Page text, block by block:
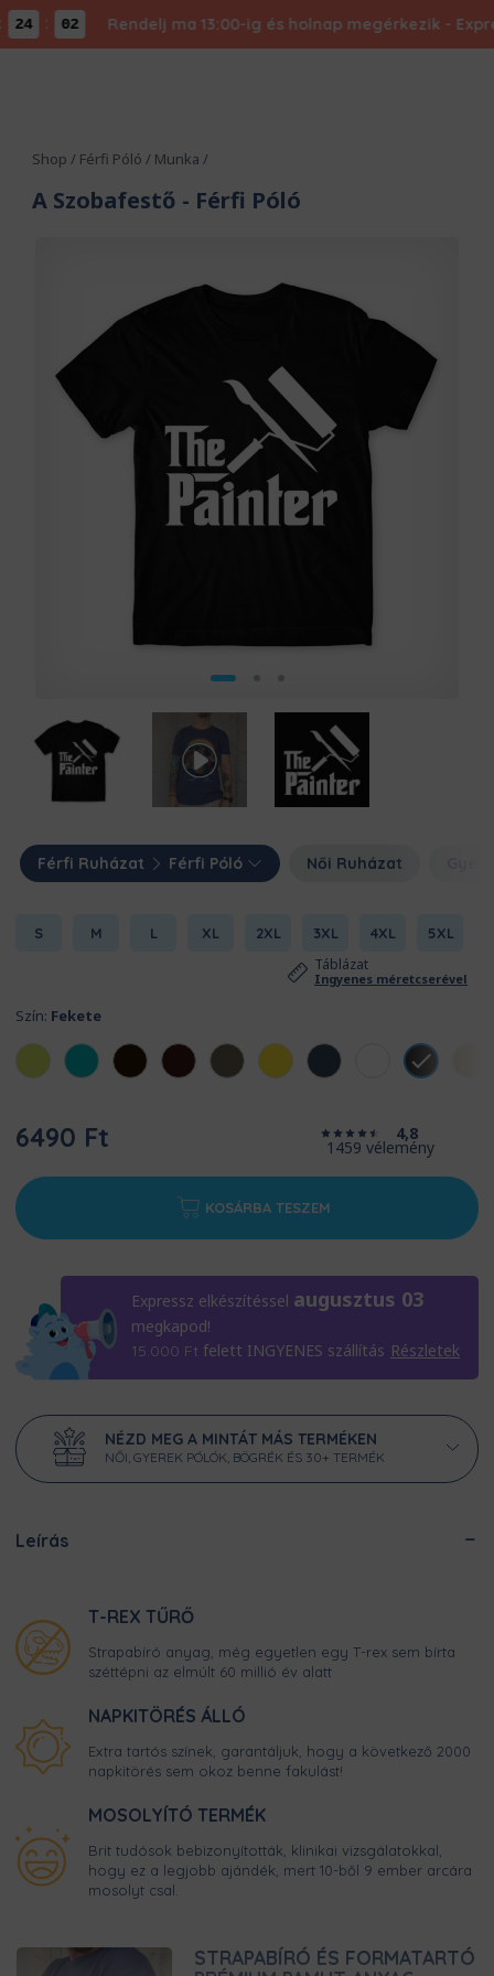
: 02 Rendelj ma 13:00-ig és holnap megérkezik -
Shop / Férfi Póló / Munka /
A Szobafestő - Férfi Póló
Férfi Ruházat Férfi Póló Női Ruházat
S M L XL 2XL 3XL 4XL 5XL
Táblázat
Ingyenes méretcserével
Szín: Fekete
6490 Ft 4,8
1459 vélemény
KOSÁRBA TESZEM
Expressz elkészítéssel augusztus 03
megkapod!
15.000 Ft felett INGYENES szállítás Részletek
NÉZD MEG A MINTÁT MÁS TERMÉKEN
NŐI, GYEREK PÓLÓK, BÖGRÉK ÉS 30+ TERMÉK
Leírás
T-REX TŰRŐ
Strapabíró anyag, még egyetlen egy T-rex sem bírta
széttépni az elmúlt 60 millió év alatt
NAPKITÖRÉS ÁLLÓ
Extra tartós színek, garantáljuk, hogy a következő 2000
napkitörés sem okoz benne fakulást!
MOSOLYÍTÓ TERMÉK
Brit tudósok bebizonyították, klinikai vizsgálatokkal,
hogy ez a legjobb ajándék, mert 10-ből 9 ember arcára
mosolyt csal.
STRAPABÍRÓ ÉS FORMATARTÓ